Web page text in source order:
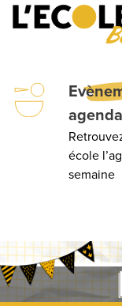
école
semaine